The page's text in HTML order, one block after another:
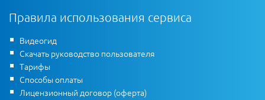
Правила использования сервиса
Видеогид
Скачать руководство пользователя
Тарифы
Способы оплаты
Лицензионный договор (оферта)